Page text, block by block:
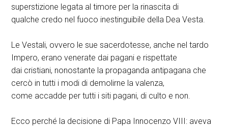
superstizione legata al timore per la rinascita di
qualche credo nel fuoco inestinguibile della Dea Vesta.
Le Vestali, ovvero le sue sacerdotesse, anche nel tardo
Impero, erano venerate dai pagani e rispettate
dai cristiani, nonostante la propaganda antipagana che
cercò in tutti i modi di demolirne la valenza,
come accadde per tutti i siti pagani, di culto e non.
Ecco perché la decisione di Papa Innocenzo VIII: aveva